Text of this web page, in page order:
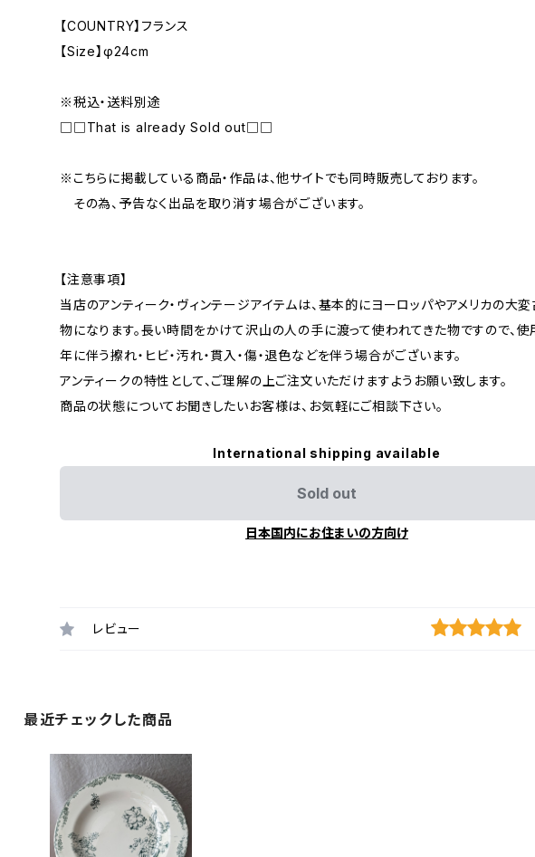
【COUNTRY】フランス
【Size】φ24cm
※税込・送料別途
□□That is already Sold out□□
※こちらに掲載している商品・作品は、他サイトでも同時販売しております。
その為、予告なく出品を取り消す場合がございます。
【注意事項】
当店のアンティーク・ヴィンテージアイテムは、基本的にヨーロッパやアメリカの大
物になります。長い時間をかけて沢山の人の手に渡って使われてきた物ですので、
年に伴う擦れ・ヒビ・汚れ・貫入・傷・退色などを伴う場合がございます。
アンティークの特性として、ご理解の上ご注文いただけますようお願い致します。
商品の状態についてお聞きしたいお客様は、お気軽にご相談下さい。
International shipping available
Sold out
日本国内にお住まいの方向け
レビュー
最近チェックした商品